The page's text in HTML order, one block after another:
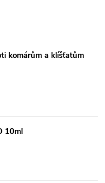
komárům a klíšťatům
10ml